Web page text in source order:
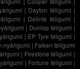
| Dayton téligumi |
| Delinte téligumi |
| Dunlop téligumi |
| EP Tyre téligumi |
nyárigumi | Falken téligumi
| Firestone téligumi |
| Fortune téligumi |